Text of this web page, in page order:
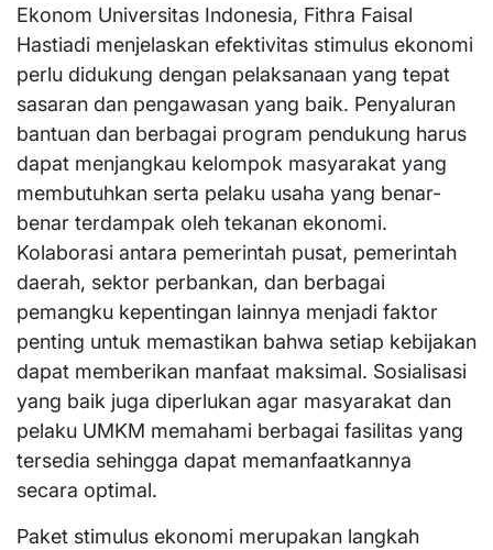
Ekonom Universitas Indonesia, Fithra Faisal
Hastiadi menjelaskan efektivitas stimulus ekonomi
perlu didukung dengan pelaksanaan yang tepat
sasaran dan pengawasan yang baik. Penyaluran
bantuan dan berbagai program pendukung harus
dapat menjangkau kelompok masyarakat yang
membutuhkan serta pelaku usaha yang benar-
benar terdampak oleh tekanan ekonomi.
Kolaborasi antara pemerintah pusat, pemerintah
daerah, sektor perbankan, dan berbagai
pemangku kepentingan lainnya menjadi faktor
penting untuk memastikan bahwa setiap kebijakan
dapat memberikan manfaat maksimal. Sosialisasi
yang baik juga diperlukan agar masyarakat dan
pelaku UMKM memahami berbagai fasilitas yang
tersedia sehingga dapat memanfaatkannya
secara optimal.
Paket stimulus ekonomi merupakan langkah